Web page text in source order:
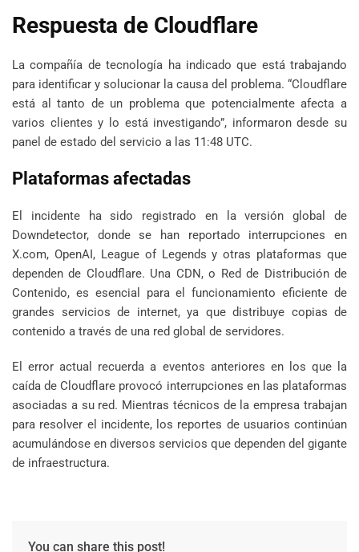
Respuesta de Cloudflare
La compañía de tecnología ha indicado que está trabajando
para identificar y solucionar la causa del problema. “Cloudflare
está al tanto de un problema que potencialmente afecta a
varios clientes y lo está investigando”, informaron desde su
panel de estado del servicio a las 11:48 UTC.
Plataformas afectadas
El incidente ha sido registrado en la versión global de
Downdetector, donde se han reportado interrupciones en
X.com, OpenAI, League of Legends y otras plataformas que
dependen de Cloudflare. Una CDN, o Red de Distribución de
Contenido, es esencial para el funcionamiento eficiente de
grandes servicios de internet, ya que distribuye copias de
contenido a través de una red global de servidores.
El error actual recuerda a eventos anteriores en los que la
caída de Cloudflare provocó interrupciones en las plataformas
asociadas a su red. Mientras técnicos de la empresa trabajan
para resolver el incidente, los reportes de usuarios continúan
acumulándose en diversos servicios que dependen del gigante
de infraestructura.
You can share this post!